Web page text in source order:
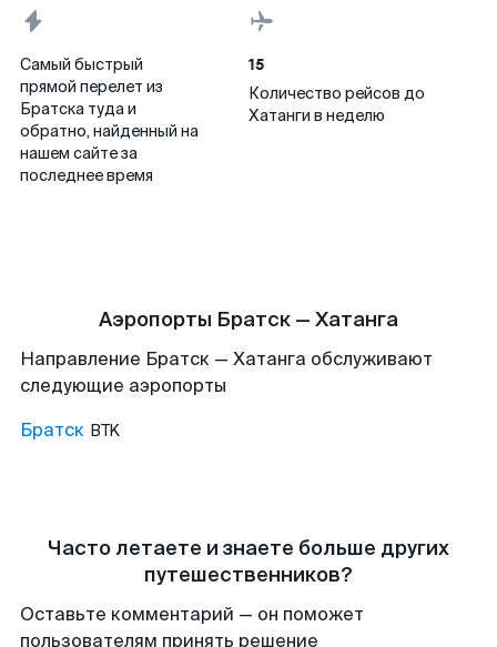
Самый быстрый
прямой перелет из
Братска туда и
обратно, найденный на
нашем сайте за
последнее время
15
Количество рейсов до
Хатанги в неделю
Аэропорты Братск — Хатанга
Направление Братск — Хатанга обслуживают
следующие аэропорты
Братск BTK
Часто летаете и знаете больше других
путешественников?
Оставьте комментарий — он поможет
пользователям принять решение